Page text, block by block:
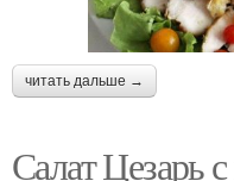
читать дальше →
Салат Цезарь